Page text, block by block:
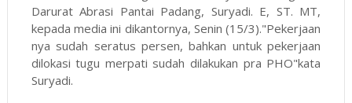
Darurat Abrasi Pantai Padang, Suryadi. E, ST. MT,
kepada media ini dikantornya, Senin (15/3)."Pekerjaan
nya sudah seratus persen, bahkan untuk pekerjaan
dilokasi tugu merpati sudah dilakukan pra PHO"kata
Suryadi.